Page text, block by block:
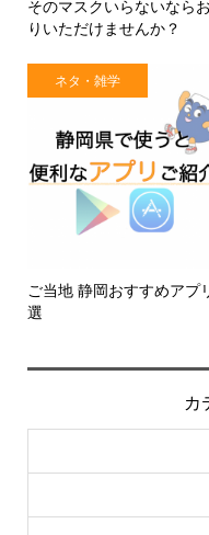
そのマスクいらないなら
りいただけませんか？
ネタ・雑学
ご当地 静岡おすすめアプ
選
カ